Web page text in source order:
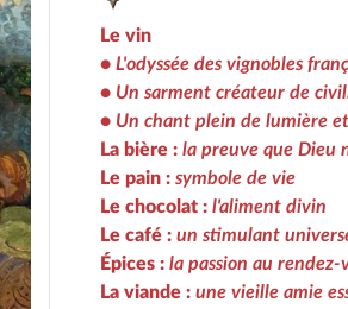
Le vin
• L'odyssée des vignobles
• Un sarment créateur de
• Un chant plein de lumière
La bière : la preuve que Dieu
Le pain : symbole de vie
Le chocolat : l'aliment divin
Le café : un stimulant
Épices : la passion au rendez-
La viande : une vieille amie